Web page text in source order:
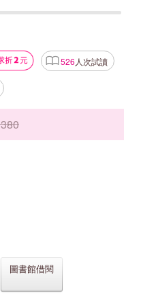
526 人次試讀
380
圖書館借閱